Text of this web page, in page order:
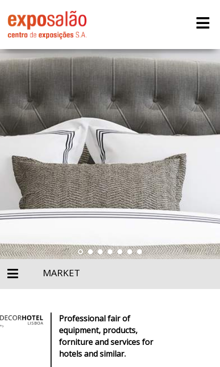
MARKET
Professional fair of
equipment, products,
forniture and services for
hotels and similar.